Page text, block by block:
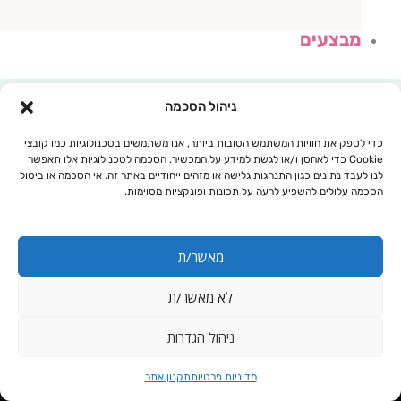
ניהול הסכמה
כדי לספק את חוויות המשתמש הטובות ביותר, אנו משתמשים בטכנולוגיות כמו קובצי
Cookie כדי לאחסן ו/או לגשת למידע על המכשיר. הסכמה לטכנולוגיות אלו תאפשר
לנו לעבד נתונים כגון התנהגות גלישה או מזהים ייחודיים באתר זה. אי הסכמה או ביטול
הסכמה עלולים להשפיע לרעה על תכונות ופונקציות מסוימות.
מאשר/ת
לא מאשר/ת
ניהול הגדרות
מדיניות פרטיותתקנון אתר
מבצעים
עגלת קניות